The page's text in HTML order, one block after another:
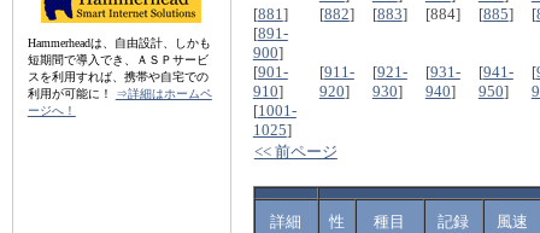
Hammerheadは、自由設計、しかも
短期間で導入でき、ＡＳＰサービ
スを利用すれば、携帯や自宅での
利用が可能に！
⇒詳細はホームペ
ージへ！
[881] [882] [883] [884] [885] [
[891-
900]
[901-
910]
[911-
920]
[921-
930]
[931-
940]
[941-
950]
[
[1001-
1025]
<< 前ページ
詳細 性 種目 記録 風速